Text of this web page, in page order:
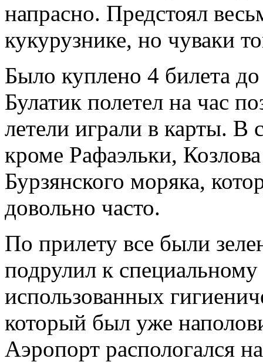
напрасно. Предстоял
кукурузнике, но чуваки
Было куплено 4 билета
Булатик полетел на час
летели играли в карты. В
кроме Рафаэльки,
Бурзянского моряка,
довольно часто.
По прилету все были
подрулил к
использованных
который был уже
Аэропорт распологался